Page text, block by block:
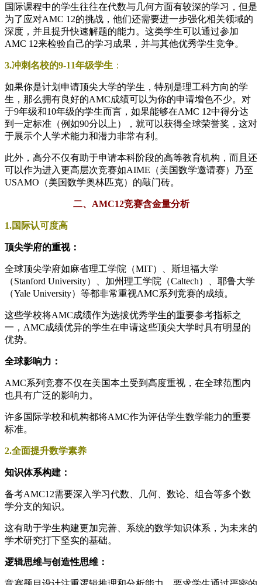
国际课程中的学生往往在代数与几何方面有较深的学习，但是
为了应对AMC 12的挑战，他们还需要进一步强化相关领域的
深度，并且提升快速解题的能力。这类学生可以通过参加
AMC 12来检验自己的学习成果，并与其他优秀学生竞争。
3.冲刺名校的9-11年级学生 ：
如果你是计划申请顶尖大学的学生，特别是理工科方向的学
生，那么拥有良好的AMC成绩可以为你的申请增色不少。对
于9年级和10年级的学生而言，如果能够在AMC 12中得分达
到一定标准（例如90分以上），就可以获得全球荣誉奖，这对
于展示个人学术能力和潜力非常有利。
此外，高分不仅有助于申请本科阶段的高等教育机构，而且还
可以作为进入更高层次竞赛如AIME（美国数学邀请赛）乃至
USAMO（美国数学奥林匹克）的敲门砖。
二、AMC12竞赛含金量分析
1.国际认可度高
顶尖学府的重视：
全球顶尖学府如麻省理工学院（MIT）、斯坦福大学
（Stanford University）、加州理工学院（Caltech）、耶鲁大学
（Yale University）等都非常重视AMC系列竞赛的成绩。
这些学校将AMC成绩作为选拔优秀学生的重要参考指标之
一，AMC成绩优异的学生在申请这些顶尖大学时具有明显的
优势。
全球影响力：
AMC系列竞赛不仅在美国本土受到高度重视，在全球范围内
也具有广泛的影响力。
许多国际学校和机构都将AMC作为评估学生数学能力的重要
标准。
2.全面提升数学素养
知识体系构建：
备考AMC12需要深入学习代数、几何、数论、组合等多个数
学分支的知识。
这有助于学生构建更加完善、系统的数学知识体系，为未来的
学术研究打下坚实的基础。
逻辑思维与创造性思维：